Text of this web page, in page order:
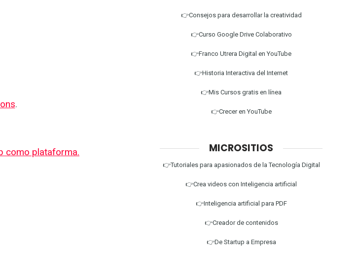
.
como plataforma.
👉Consejos para desarrollar la creatividad
👉Curso Google Drive Colaborativo
👉Franco Utrera Digital en YouTube
👉Historia Interactiva del Internet
👉Mis Cursos gratis en línea
👉Crecer en YouTube
MICROSITIOS
👉Tutoriales para apasionados de la Tecnología Digital
👉Crea videos con Inteligencia artificial
👉Inteligencia artificial para PDF
👉Creador de contenidos
👉De Startup a Empresa